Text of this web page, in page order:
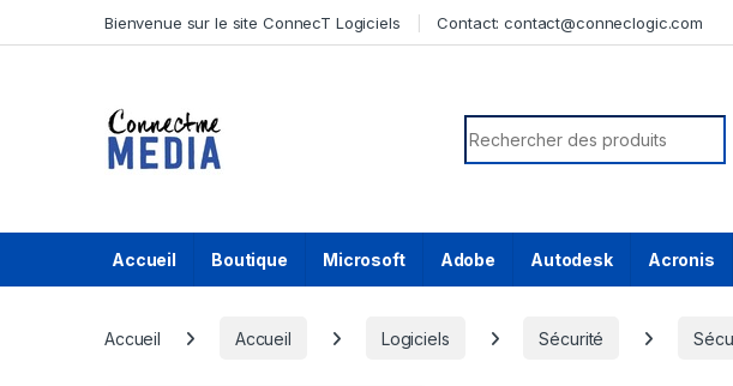
Bienvenue sur le site ConnecT Logiciels Contact:contact@conneclogic.com
Search for:
Accueil Boutique Microsoft Adobe Autodesk Acronis
Accueil Accueil Logiciels Sécurité